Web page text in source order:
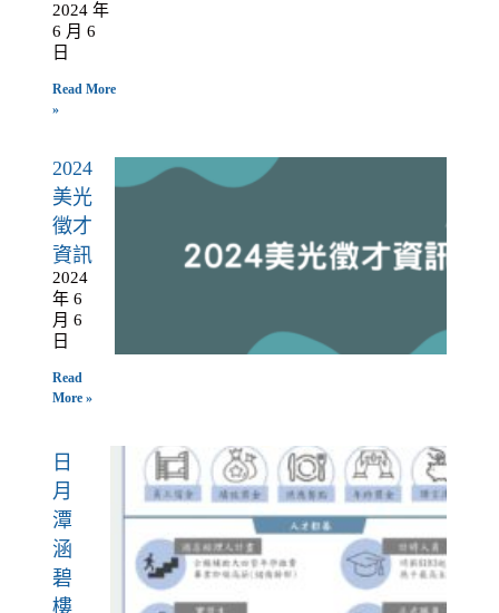
2024 年
6 月 6
日
Read More
»
2024
美光
徵才
資訊
2024
年 6
月 6
日
Read
More »
日
月
潭
涵
碧
樓